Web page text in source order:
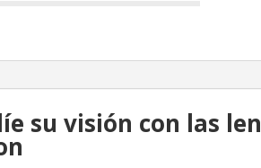
su visión con las